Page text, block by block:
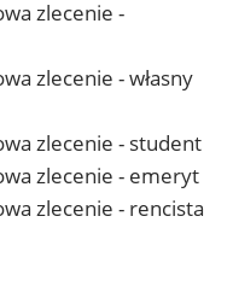
zlecenie -
zlecenie - własny
zlecenie - student
zlecenie - emeryt
zlecenie - rencista